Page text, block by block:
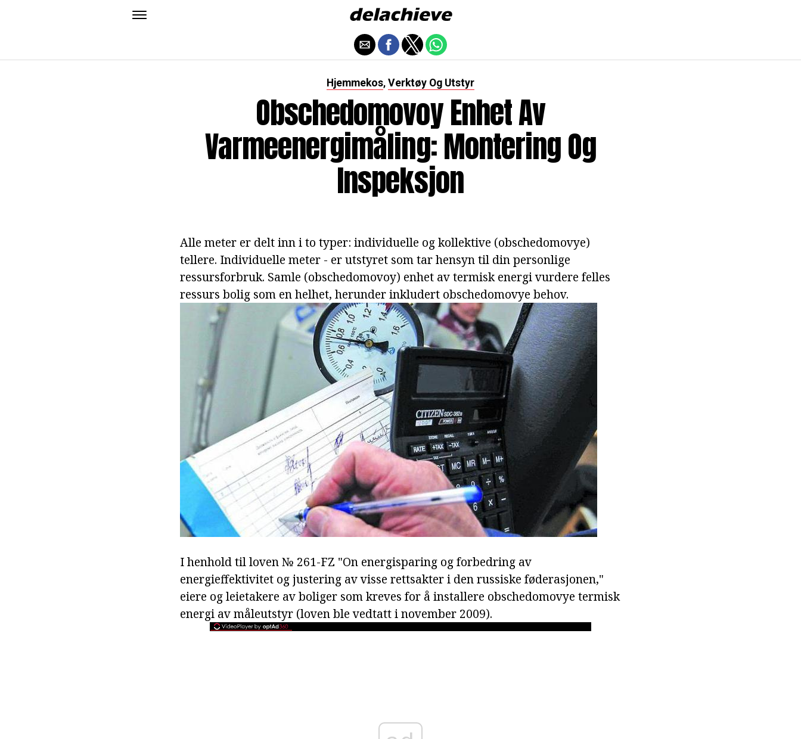
Hjemmekos, Verktøy Og Utstyr
Obschedomovoy Enhet Av
Varmeenergimåling: Montering Og
Inspeksjon
Alle meter er delt inn i to typer: individuelle og kollektive (obschedomovye)
tellere. Individuelle meter - er utstyret som tar hensyn til din personlige
ressursforbruk. Samle (obschedomovoy) enhet av termisk energi vurdere felles
ressurs bolig som en helhet, herunder inkludert obschedomovye behov.
I henhold til loven № 261-FZ "On energisparing og forbedring av
energieffektivitet og justering av visse rettsakter i den russiske føderasjonen,"
eiere og leietakere av boliger som kreves for å installere obschedomovye termisk
energi av måleutstyr (loven ble vedtatt i november 2009).